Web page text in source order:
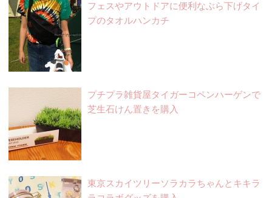
フェスやアウトドアに便利なぶら下げタイ
プのタオルハンカチ
プチプラ雑貨屋タイガーコペンハーゲンで
芝生石けん置きを購入
東京スカイツリーソラカラちゃんとキキラ